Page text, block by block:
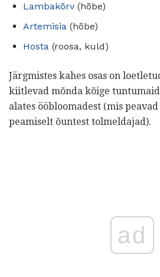
Lambakõrv (hõbe)
Artemisia (hõbe)
Hosta (roosa, kuld)
Järgmistes kahes osas on
kiitlevad mõnda kõige
alates ööbloomadest (mis
peamiselt õuntest tolmeldajad).
ad